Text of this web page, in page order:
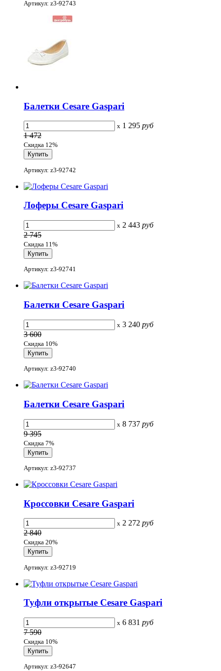
Артикул: z3-92743
Балетки Cesare Gaspari
x 1 295 руб
1 472
Скидка 12%
Артикул: z3-92742
Лоферы Cesare Gaspari
x 2 443 руб
2 745
Скидка 11%
Артикул: z3-92741
Балетки Cesare Gaspari
x 3 240 руб
3 600
Скидка 10%
Артикул: z3-92740
Балетки Cesare Gaspari
x 8 737 руб
9 395
Скидка 7%
Артикул: z3-92737
Кроссовки Cesare Gaspari
x 2 272 руб
2 840
Скидка 20%
Артикул: z3-92719
Туфли открытые Cesare Gaspari
x 6 831 руб
7 590
Скидка 10%
Артикул: z3-92647